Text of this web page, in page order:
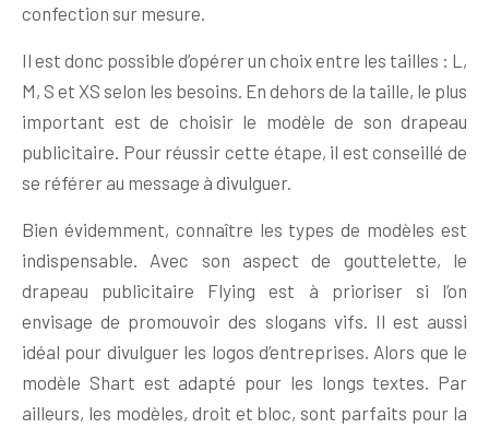
confection sur mesure.
Il est donc possible d’opérer un choix entre les tailles : L,
M, S et XS selon les besoins. En dehors de la taille, le plus
important est de choisir le modèle de son drapeau
publicitaire. Pour réussir cette étape, il est conseillé de
se référer au message à divulguer.
Bien évidemment, connaître les types de modèles est
indispensable. Avec son aspect de gouttelette, le
drapeau publicitaire Flying est à prioriser si l’on
envisage de promouvoir des slogans vifs. Il est aussi
idéal pour divulguer les logos d’entreprises. Alors que le
modèle Shart est adapté pour les longs textes. Par
ailleurs, les modèles, droit et bloc, sont parfaits pour la